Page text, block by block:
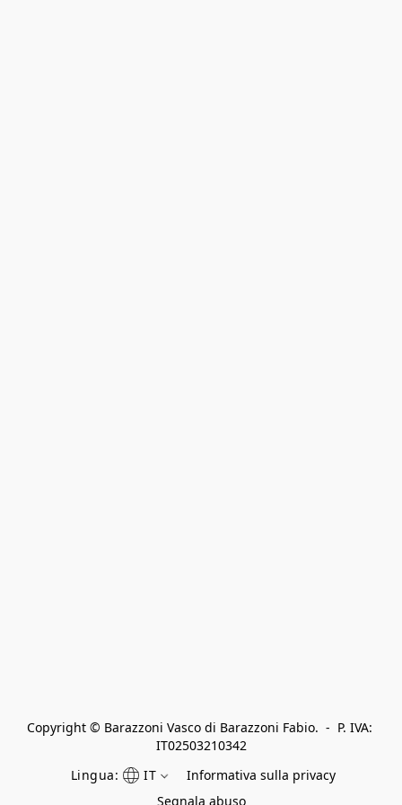
Copyright © Barazzoni Vasco di Barazzoni Fabio.  -  P. IVA:
IT02503210342
Lingua:
IT
Informativa sulla privacy
Segnala abuso